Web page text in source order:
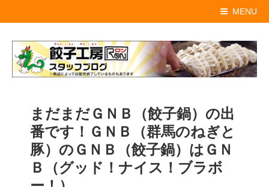
MENU
まだまだＧＮＢ（餃子鍋）の出
番です！ＧＮＢ（群馬のねぎと
豚）のＧＮＢ（餃子鍋）はＧＮ
Ｂ（グッド！ナイス！ブラボ